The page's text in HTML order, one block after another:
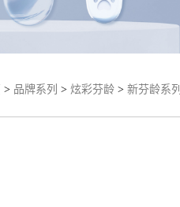
> 品牌系列 > 炫彩芬龄> 新芬龄系列